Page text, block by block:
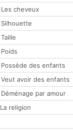
Les cheveux
Silhouette
Taille
Poids
Possède des enfants
Veut avoir des enfants
Déménage par amour
La religion